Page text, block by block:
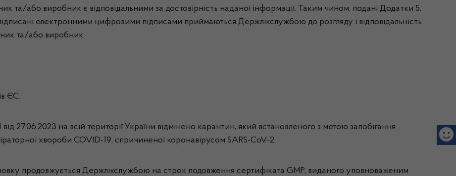
та/або виробник є відповідальними за достовірність наданої інформації. Таким чином, подані Додатки 5,
електронними цифровими підписами приймаються Держлікслужбою до розгляду і відповідальність
та/або виробник.
ЄС.
27.06.2023 на всій території України відмінено карантин, який встановленого з метою запобігання
хвороби COVID-19, спричиненої коронавірусом SARS-CoV-2.
продовжується Держлікслужбою на строк подовження сертифіката GMP, виданого уповноваженим